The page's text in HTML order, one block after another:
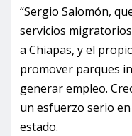
“Sergio Salomón,
servicios
a Chiapas, y el
promover parques
generar empleo.
un esfuerzo serio
estado.